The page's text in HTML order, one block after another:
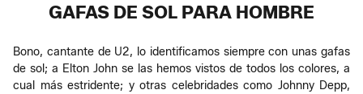
GAFAS DE SOL PARA HOMBRE
Bono, cantante de U2, lo identificamos siempre con unas gafas
de sol; a Elton John se las hemos vistos de todos los colores, a
cual más estridente; y otras celebridades como Johnny Depp,